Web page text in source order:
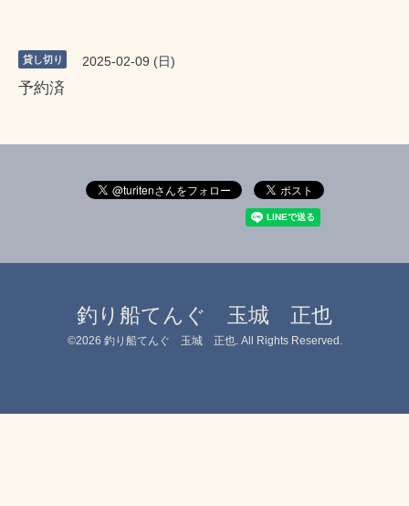
貸し切り 2025-02-09 (日)
予約済
釣り船てんぐ 玉城 正也
©2026 釣り船てんぐ 玉城 正也. All Rights Reserved.